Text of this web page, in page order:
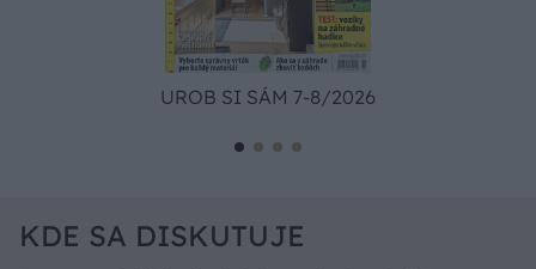
UROB SI SÁM 7-8/2026
KDE SA DISKUTUJE